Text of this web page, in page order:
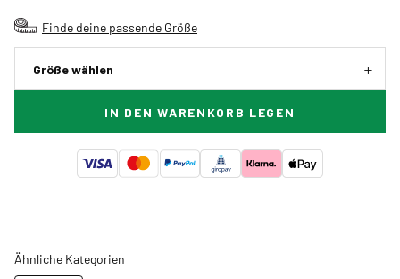
Finde deine passende Größe
Größe wählen
IN DEN WARENKORB LEGEN
Ähnliche Kategorien